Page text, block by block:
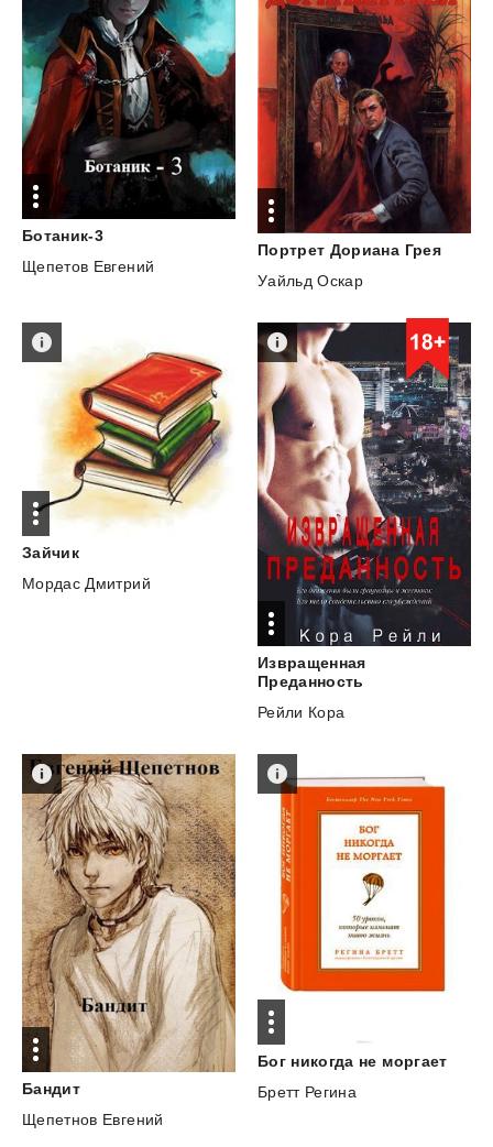
Ботаник-3
Щепетов Евгений
Портрет Дориана Грея
Уайльд Оскар
Зайчик
Мордас Дмитрий
Извращенная
Преданность
Рейли Кора
Бандит
Щепетнов Евгений
Бог никогда не моргает
Бретт Регина